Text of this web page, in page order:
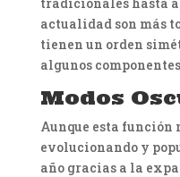
actualidad son más
tienen un orden
algunos
Modos
Aunque esta función
evolucionando y
año gracias a la